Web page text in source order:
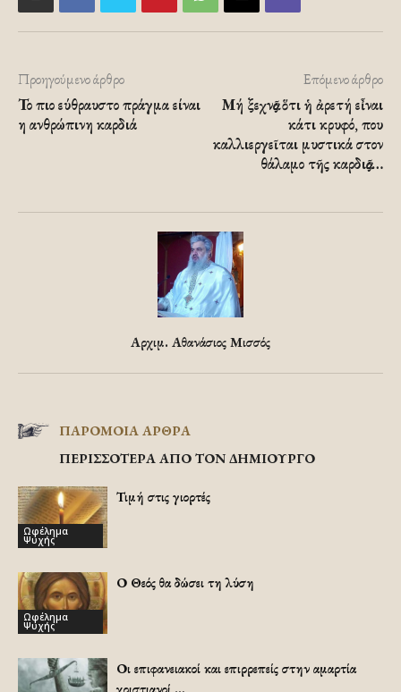
Προηγούμενο άρθρο
Το πιο εύθραυστο πράγμα είναι
η ανθρώπινη καρδιά
Επόμενο άρθρο
Μή ξεχνᾶς ὅτι ἡ ἀρετή εἶναι
κάτι κρυφό, που
καλλιεργεῖται μυστικά στον
θάλαμο τῆς καρδιᾶς…
Αρχιμ. Αθανάσιος Μισσός
ΠΑΡΟΜΟΙΑ ΑΡΘΡΑ
ΠΕΡΙΣΣΟΤΕΡΑ ΑΠΟ ΤΟΝ ΔΗΜΙΟΥΡΓΟ
Ωφέλημα
Ψυχής
Τιμή στις γιορτές
Ωφέλημα
Ψυχής
Ο Θεός θα δώσει τη λύση
Οι επιφανειακοί και επιρρεπείς στην αμαρτία